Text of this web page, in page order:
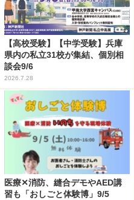
【高校受験】【中学受験】兵庫
県内の私立31校が集結、個別相
談会9/6
2026.7.28
医療✕消防、縫合デモやAED講
習も「おしごと体験博」9/5